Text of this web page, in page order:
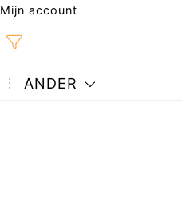
Mijn account
ANDER